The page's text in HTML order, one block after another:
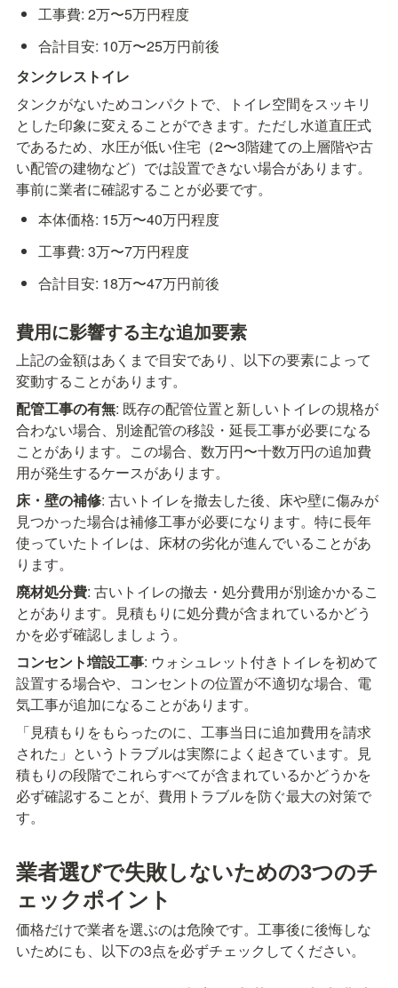
工事費: 2万〜5万円程度
合計目安: 10万〜25万円前後
タンクレストイレ
タンクがないためコンパクトで、トイレ空間をスッキリ
とした印象に変えることができます。ただし水道直圧式
であるため、水圧が低い住宅（2〜3階建ての上層階や古
い配管の建物など）では設置できない場合があります。
事前に業者に確認することが必要です。
本体価格: 15万〜40万円程度
工事費: 3万〜7万円程度
合計目安: 18万〜47万円前後
費用に影響する主な追加要素
上記の金額はあくまで目安であり、以下の要素によって
変動することがあります。
配管工事の有無: 既存の配管位置と新しいトイレの規格が
合わない場合、別途配管の移設・延長工事が必要になる
ことがあります。この場合、数万円〜十数万円の追加費
用が発生するケースがあります。
床・壁の補修: 古いトイレを撤去した後、床や壁に傷みが
見つかった場合は補修工事が必要になります。特に長年
使っていたトイレは、床材の劣化が進んでいることがあ
ります。
廃材処分費: 古いトイレの撤去・処分費用が別途かかるこ
とがあります。見積もりに処分費が含まれているかどう
かを必ず確認しましょう。
コンセント増設工事: ウォシュレット付きトイレを初めて
設置する場合や、コンセントの位置が不適切な場合、電
気工事が追加になることがあります。
「見積もりをもらったのに、工事当日に追加費用を請求
された」というトラブルは実際によく起きています。見
積もりの段階でこれらすべてが含まれているかどうかを
必ず確認することが、費用トラブルを防ぐ最大の対策で
す。
業者選びで失敗しないための3つのチ
ェックポイント
価格だけで業者を選ぶのは危険です。工事後に後悔しな
いためにも、以下の3点を必ずチェックしてください。